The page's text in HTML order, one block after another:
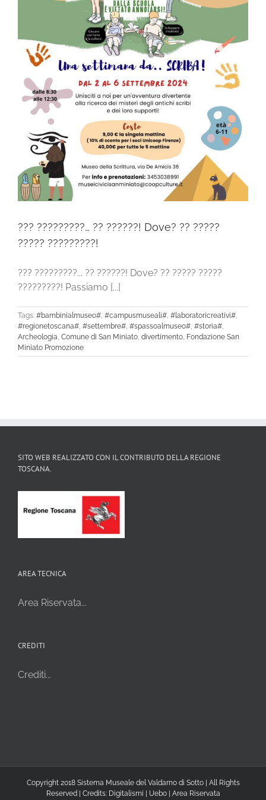
??? ?????????… ?? ??????! Dove? ?? ?????
????? ?????????!
??? ?????????... ?? ??????! Dove? ?? ????? ?????
?????????! Passiamo [...]
Tags: #bambinialmuseo# #campusmuseali# #laboratoricreativi#
#regionetoscana# #settembre# #spassoalmuseo# #storia#
Archeologia Comune di San Miniato divertimento Fondazione San
Miniato Promozione
SITO WEB REALIZZATO CON IL CONTRIBUTO DELLA REGIONE
TOSCANA.
AREA TECNICA
Area Riservata...
CREDITI
Crediti...
Copyright 2018 Sistema Museale del Valdarno di Sotto | All Rights
Reserved | Credits: Digitalismi | Uebo| Area Riservata